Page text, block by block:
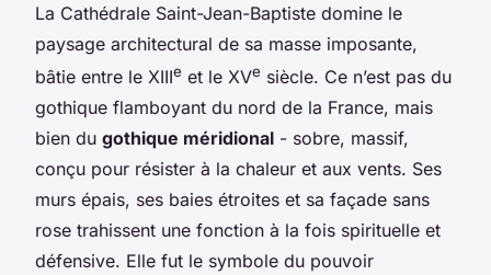
La Cathédrale Saint-Jean-Baptiste domine le
paysage architectural de sa masse imposante,
bâtie entre le XIIIe et le XVe siècle. Ce n’est pas du
gothique flamboyant du nord de la France, mais
bien du gothique méridional - sobre, massif,
conçu pour résister à la chaleur et aux vents. Ses
murs épais, ses baies étroites et sa façade sans
rose trahissent une fonction à la fois spirituelle et
défensive. Elle fut le symbole du pouvoir